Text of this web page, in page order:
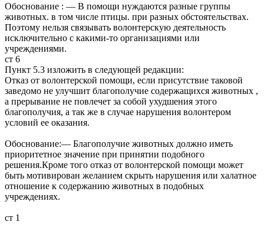
Обоснование : — В помощи нуждаются разные группы
животных. в том числе птицы. при разных обстоятельствах.
Поэтому нельзя связывать волонтерскую деятельность
исключительно с какими-то организациями или
учреждениями.
ст 6
Пункт 5.3 изложить в следующей редакции:
Отказ от волонтерской помощи, если присутствие таковой
заведомо не улучшит благополучие содержащихся животных ,
а прерывание не повлечет за собой ухудшения этого
благополучия, а так же в случае нарушения волонтером
условий ее оказания.
Обоснование:— Благополучие животных должно иметь
приоритетное значение при принятии подобного
решения.Кроме того отказ от волонтерской помощи может
быть мотивирован желанием скрыть нарушения или халатное
отношение к содержанию животных в подобных
учреждениях.
ст 1